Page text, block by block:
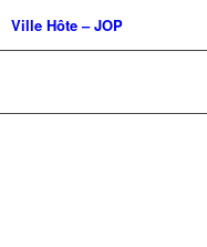
Ville Hôte – JOP